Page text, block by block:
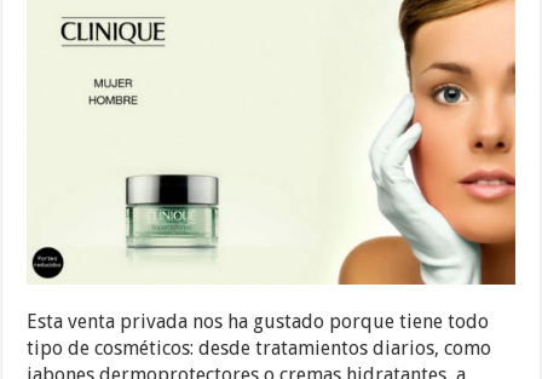
Esta venta privada nos ha gustado porque tiene todo
tipo de cosméticos: desde tratamientos diarios, como
jabones dermoprotectores o cremas hidratantes, a